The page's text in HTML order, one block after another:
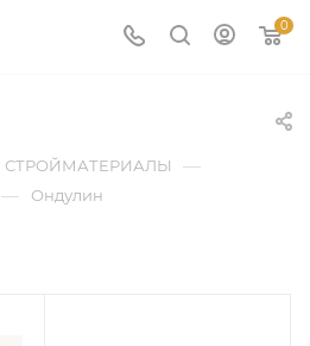
0
СТРОЙМАТЕРИАЛЫ —
— Ондулин